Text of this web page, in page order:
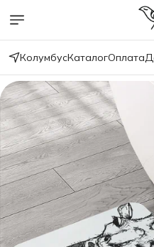
КолумбусКаталогОплата